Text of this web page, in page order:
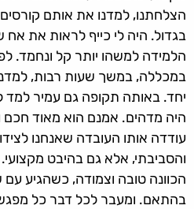
הצלחתנו, למדנו את אותם
בגדול. היה לי כייף לראות את אח
הלמידה למשהו יותר קל ונחמד.
במכללה, במשך שעות רבות, למדנו
יחד. באותה תקופה גם עמיר למד
היה מדהים. אמנם הוא מאוד חכם
עודדה אותו העובדה שאנחנו
והסביבתי, אלא גם בהיבט
הכוונה טובה וצמודה, כשהגיע
בהתאם. ומעבר לכל דבר כל מפגש